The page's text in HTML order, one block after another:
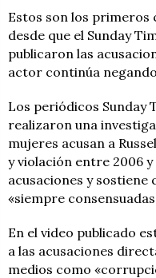
Estos son los
desde que el Sunday
publicaron las
actor continúa
Los periódicos Sunday
realizaron una
mujeres acusan a
y violación entre 2006 y
acusaciones y sostiene
«siempre
En el video publicado
a las acusaciones
medios como